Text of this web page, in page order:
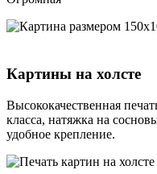
Картины на холсте
Высококачественная
класса, натяжка на
удобное крепление.